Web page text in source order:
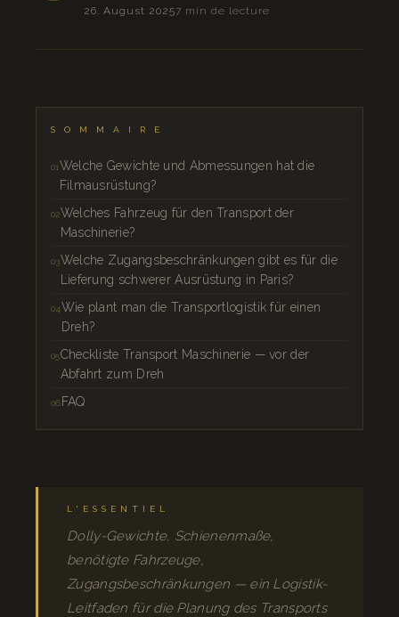
26. August 20257 min de lecture
SOMMAIRE
Welche Gewichte und Abmessungen hat die
Filmausrüstung?
Welches Fahrzeug für den Transport der
Maschinerie?
Welche Zugangsbeschränkungen gibt es für die
Lieferung schwerer Ausrüstung in Paris?
Wie plant man die Transportlogistik für einen
Dreh?
Checkliste Transport Maschinerie — vor der
Abfahrt zum Dreh
FAQ
L'ESSENTIEL
Dolly-Gewichte, Schienenmaße,
benötigte Fahrzeuge,
Zugangsbeschränkungen — ein Logistik-
Leitfaden für die Planung des Transports